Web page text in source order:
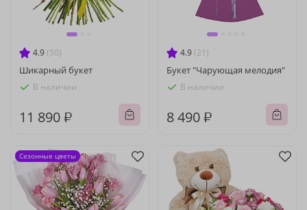
4.9 (50)
Шикарный букет
В наличии
11 890 ₽
4.9 (21)
Букет "Чарующая мелодия"
В наличии
8 490 ₽
Сезонные цветы